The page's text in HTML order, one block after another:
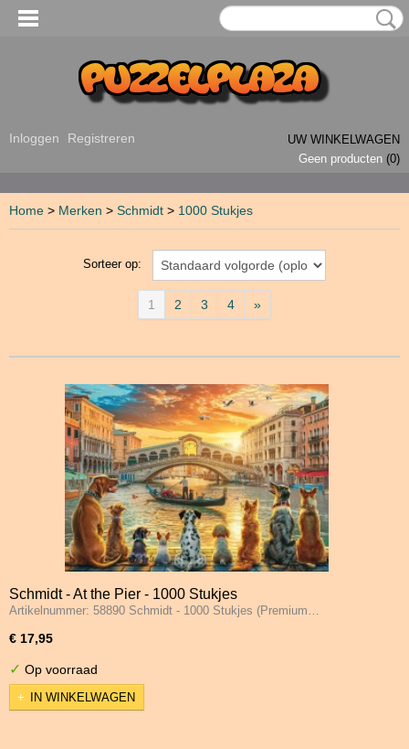
Inloggen Registreren
UW WINKELWAGEN
Geen producten (0)
Home > Merken > Schmidt > 1000 Stukjes
Sorteer op:
1 2 3 4 »
Schmidt - At the Pier - 1000 Stukjes
Artikelnummer: 58890 Schmidt - 1000 Stukjes (Premium…
€ 17,95
✓ Op voorraad
IN WINKELWAGEN